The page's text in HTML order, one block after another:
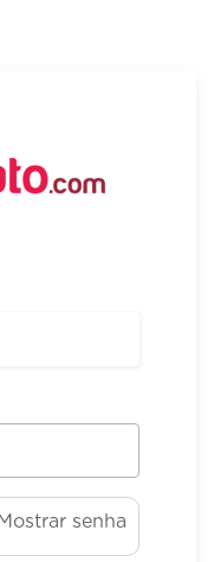
Mostrar senha